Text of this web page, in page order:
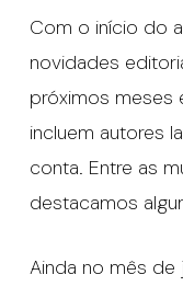
Com o início do
novidades
próximos meses
incluem autores
conta. Entre as
destacamos
Ainda no mês de